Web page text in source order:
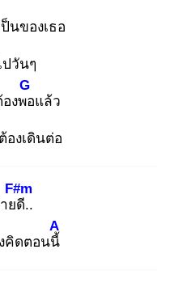
นของเธอ
วันๆ
งพอ
G
แล้ว
องเดินต่อ
ยดี
F#m
..
คิดตอนนี้
A